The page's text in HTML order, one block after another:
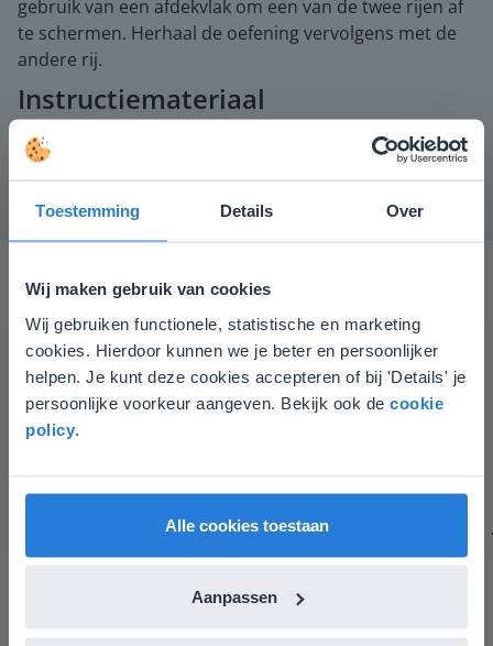
Toestemming Details Over
Wij maken gebruik van cookies
Wij gebruiken functionele, statistische en marketing
cookies. Hierdoor kunnen we je beter en persoonlijker
helpen. Je kunt deze cookies accepteren of bij 'Details' je
persoonlijke voorkeur aangeven. Bekijk ook de cookie
policy
Alle cookies toestaan
Aanpassen
gebruik van een afdekvlak om een van de twee rijen af
te schermen. Herhaal de oefening vervolgens met de
andere rij.
Instructiemateriaal
Gynzy maakt het lesgeven zoveel eenvoudiger én
aantrekkelijker voor zowel de leerkracht als de
leerlingen. Bovendien bezorgt Gynzy me veel meer tijd
om echt elke leerling de nodige aandacht te geven.
Zinloos tijdsverlies van o.a. verbeteren en extra
werkblaadjes maken is definitief voorbij.
Leefschool Het Droomschip
Deze website komt niet
overeen met je locatie
Gezien je locatie, denken we dat je misschien
liever naar de website voor English gaat. Hier
English
Vlaanderen